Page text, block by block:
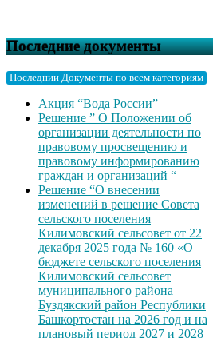
Последние документы
Последнии Документы по всем категориям
Акция “Вода России”
Решение ” О Положении об
организации деятельности по
правовому просвещению и
правовому информированию
граждан и организаций “
Решение “О внесении
изменений в решение Совета
сельского поселения
Килимовский сельсовет от 22
декабря 2025 года № 160 «О
бюджете сельского поселения
Килимовский сельсовет
муниципального района
Буздякский район Республики
Башкортостан на 2026 год и на
плановый период 2027 и 2028